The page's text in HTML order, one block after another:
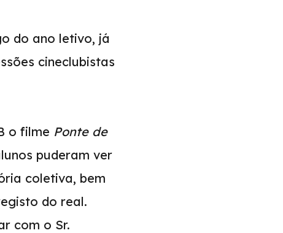
do ano letivo, já
cineclubistas
o filme Ponte de
puderam ver
coletiva, bem
do real.
com o Sr.